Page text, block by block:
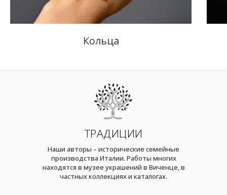
Кольца
ТРАДИЦИИ
Наши авторы – исторические семейные
производства Италии. Работы многих
находятся в музее украшений в Виченце, в
частных коллекциях и каталогах.